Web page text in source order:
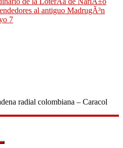
al antiguo MadrugÃ³n
7
radial colombiana – Caracol